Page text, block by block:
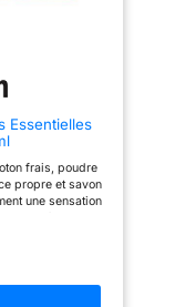
】- Chaque huile
propres propriétés
apaisantes uniques.
essentielles
peut soulager
l'anxiété, soulager le
purifier l'air,
mauvaises odeurs et
Essentielles
frais, poudre
propre et savon
une sensation
bain, la cuisine
foyers ou tout
Créez un